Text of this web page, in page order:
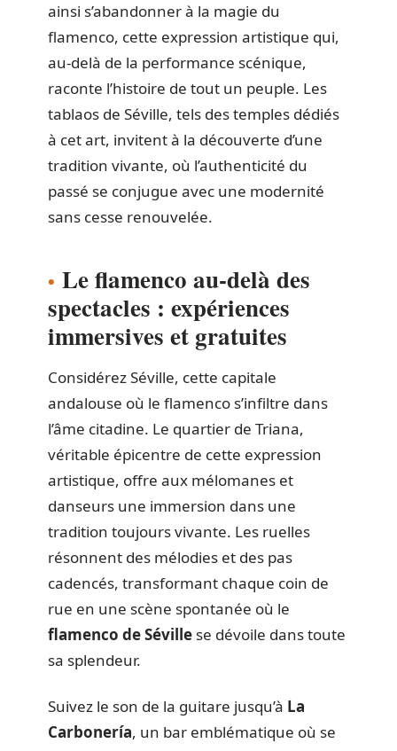
ainsi s’abandonner à la magie du
flamenco, cette expression artistique qui,
au-delà de la performance scénique,
raconte l’histoire de tout un peuple. Les
tablaos de Séville, tels des temples dédiés
à cet art, invitent à la découverte d’une
tradition vivante, où l’authenticité du
passé se conjugue avec une modernité
sans cesse renouvelée.
Le flamenco au-delà des
spectacles : expériences
immersives et gratuites
Considérez Séville, cette capitale
andalouse où le flamenco s’infiltre dans
l’âme citadine. Le quartier de Triana,
véritable épicentre de cette expression
artistique, offre aux mélomanes et
danseurs une immersion dans une
tradition toujours vivante. Les ruelles
résonnent des mélodies et des pas
cadencés, transformant chaque coin de
rue en une scène spontanée où le
flamenco de Séville se dévoile dans toute
sa splendeur.
Suivez le son de la guitare jusqu’à La
Carbonería, un bar emblématique où se